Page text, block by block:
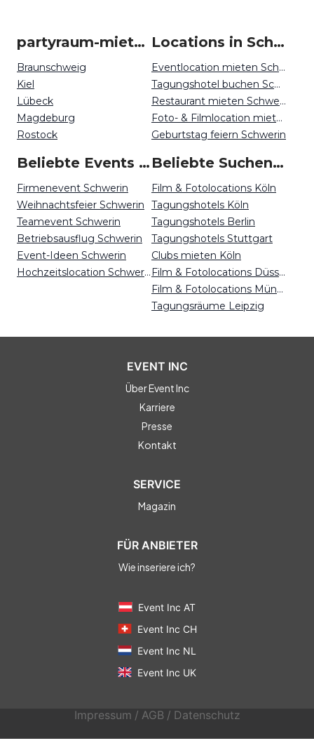
partyraum-mieten um Schwerin
Braunschweig
Kiel
Lübeck
Magdeburg
Rostock
Locations in Schwerin mieten
Eventlocation mieten Schwerin
Tagungshotel buchen Schwerin
Restaurant mieten Schwerin
Foto- & Filmlocation mieten Schwerin
Geburtstag feiern Schwerin
Beliebte Events in Schwerin
Firmenevent Schwerin
Weihnachtsfeier Schwerin
Teamevent Schwerin
Betriebsausflug Schwerin
Event-Ideen Schwerin
Hochzeitslocation Schwerin
Beliebte Suchen auf Event Inc
Film & Fotolocations Köln
Tagungshotels Köln
Tagungshotels Berlin
Tagungshotels Stuttgart
Clubs mieten Köln
Film & Fotolocations Düsseldorf
Film & Fotolocations Münster
Tagungsräume Leipzig
EVENT INC
Über Event Inc
Karriere
Presse
Kontakt
SERVICE
Magazin
FÜR ANBIETER
Wie inseriere ich?
Event Inc AT
Event Inc CH
Event Inc NL
Event Inc UK
Impressum / AGB / Datenschutz